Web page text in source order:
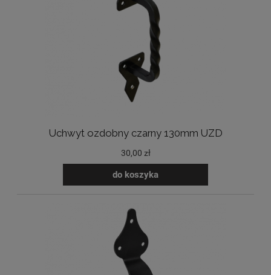
Uchwyt ozdobny czarny 130mm UZD
30,00 zł
do koszyka